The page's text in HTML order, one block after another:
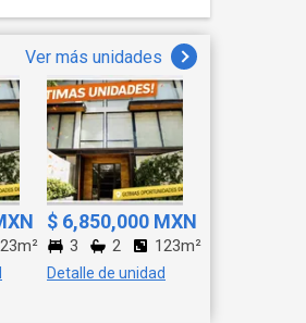
Ver más unidades
$ 6,850,000 MXN
3 2 123m²
Detalle de unidad